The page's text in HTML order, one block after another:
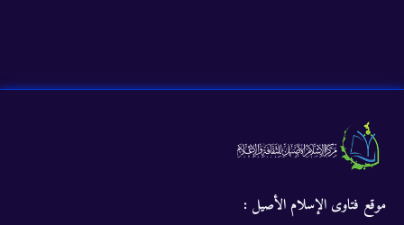
موقع فتاوى الإسلام الأصيل :